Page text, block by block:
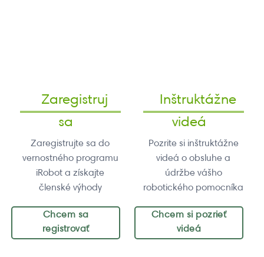
Zaregistruj
sa
Zaregistrujte sa do
vernostného programu
iRobot a získajte
členské výhody
Chcem sa
registrovať
Inštruktážne
videá
Pozrite si inštruktážne
videá o obsluhe a
údržbe vášho
robotického pomocníka
Chcem si pozrieť
videá